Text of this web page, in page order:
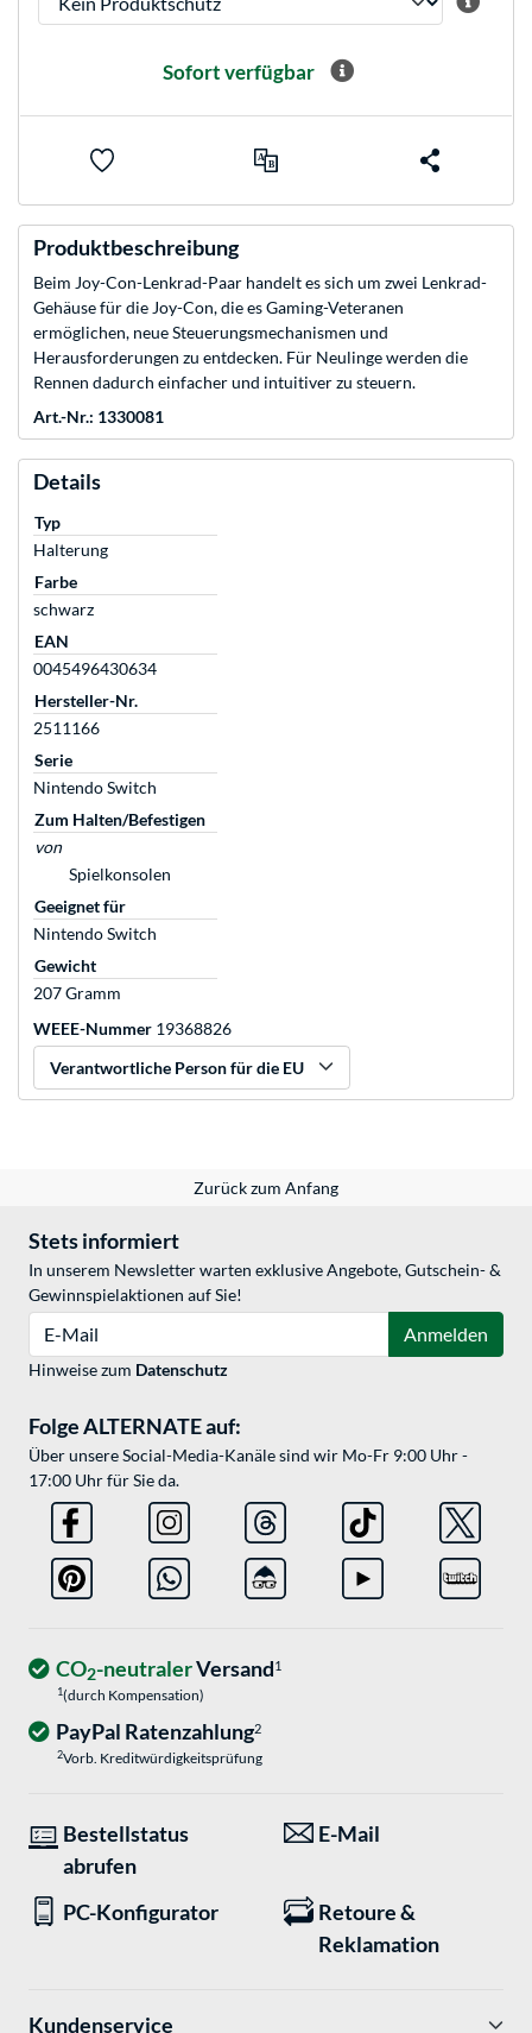
Sofort verfügbar
Produktbeschreibung
Beim Joy-Con-Lenkrad-Paar handelt es sich um zwei Lenkrad-
Gehäuse für die Joy-Con, die es Gaming-Veteranen
ermöglichen, neue Steuerungsmechanismen und
Herausforderungen zu entdecken. Für Neulinge werden die
Rennen dadurch einfacher und intuitiver zu steuern.
Art.-Nr.: 1330081
Details
Typ
Halterung
Farbe
schwarz
EAN
0045496430634
Hersteller-Nr.
2511166
Serie
Nintendo Switch
Zum Halten/Befestigen
von
Spielkonsolen
Geeignet für
Nintendo Switch
Gewicht
207 Gramm
WEEE-Nummer 19368826
Verantwortliche Person für die EU
Zurück zum Anfang
Stets informiert
In unserem Newsletter warten exklusive Angebote, Gutschein- &
Gewinnspielaktionen auf Sie!
Anmelden
Hinweise zum Datenschutz
Folge ALTERNATE auf:
Über unsere Social-Media-Kanäle sind wir Mo-Fr 9:00 Uhr -
17:00 Uhr für Sie da.
CO2-neutralerVersand1
1(durch Kompensation)
PayPal Ratenzahlung2
2Vorb. Kreditwürdigkeitsprüfung
Bestellstatus
abrufen
E-Mail
PC-Konfigurator
Retoure &
Reklamation
Kundenservice